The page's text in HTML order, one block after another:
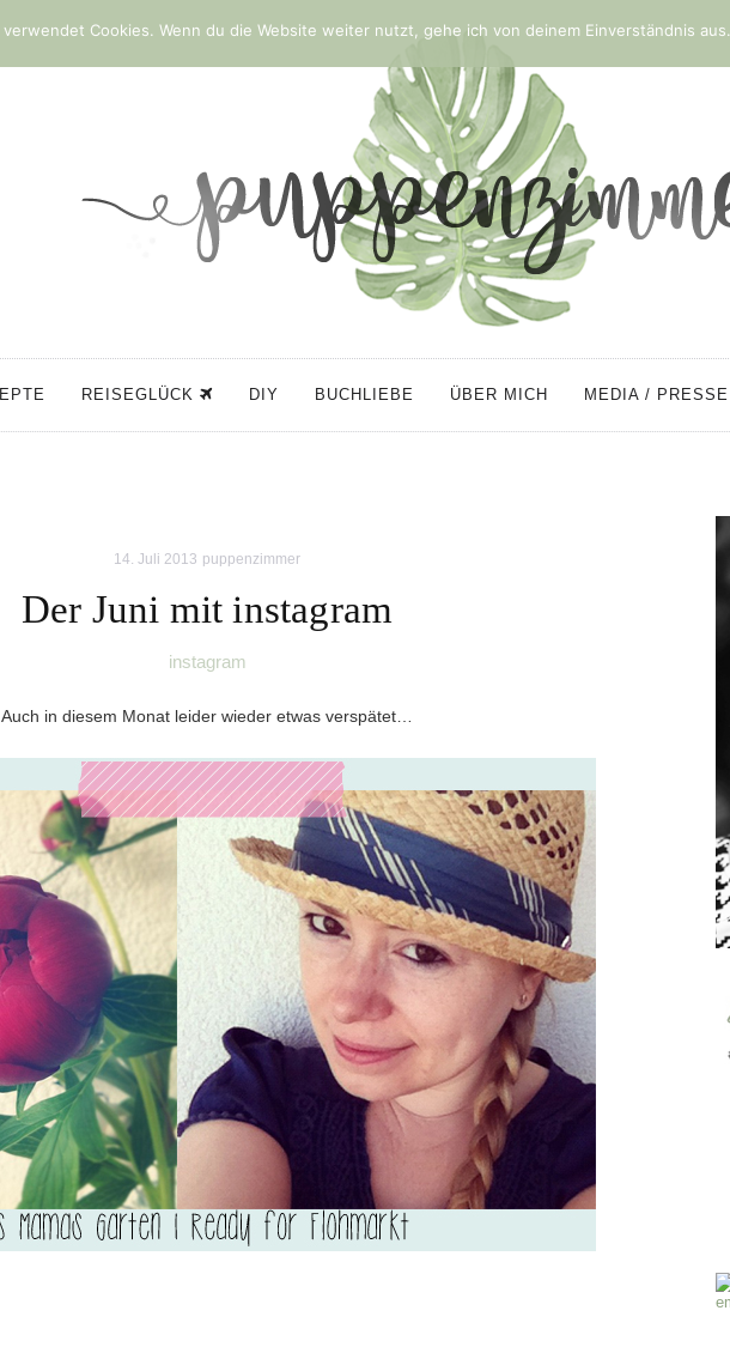
REISEGLÜCK DIY BUCHLIEBE ÜBER MICH MEDIA / PRESSE
14. Juli 2013 puppenzimmer
Der Juni mit instagram
instagram
Auch in diesem Monat leider wieder etwas verspätet…
verwendet Cookies. Wenn du die Website weiter nutzt, gehe ich von deinem Einverständnis aus.